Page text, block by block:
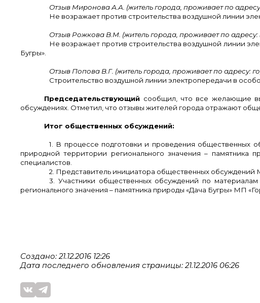
Отзыв Миронова А.А. (житель города, проживает по
Не возражает против строительства воздушной линии
Отзыв Рожкова В.М. (житель города, проживает по
Не возражает против строительства воздушной линии
Бугры».
Отзыв Попова В.Г. (житель города, проживает по адресу:
Строительство воздушной линии электропередачи в
Председательствующий сообщил, что все желающие
обсуждениях. Отметил, что отзывы жителей города отражают
Итог общественных обсуждений:
1. В процессе подготовки и проведения общественных
природной территории регионального значения –
специалистов.
2. Представитель инициатора общественных обсуждений
3. Участники общественных обсуждений по
регионального значения – памятника природы «Дача Бугры» МП
Создано: 21.12.2016 12:26
Дата последнего обновления страницы: 21.12.2016 06:26